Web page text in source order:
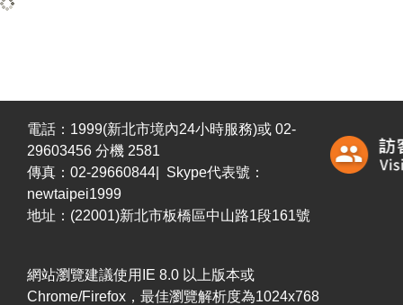
電話：1999(新北市境內24小時服務)或 02-
29603456 分機 2581
傳真：02-29660844| Skype代表號：
newtaipei1999
地址：(22001)新北市板橋區中山路1段161號
網站瀏覽建議使用IE 8.0 以上版本或
Chrome/Firefox，最佳瀏覽解析度為1024x768